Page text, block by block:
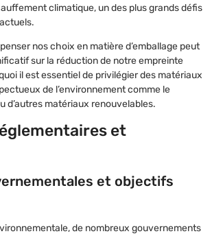
climatique, un des plus grands défis
nos choix en matière d’emballage peut
sur la réduction de notre empreinte
il est essentiel de privilégier des matériaux
de l’environnement comme le
d’autres matériaux renouvelables.
et
et objectifs
de nombreux gouvernements